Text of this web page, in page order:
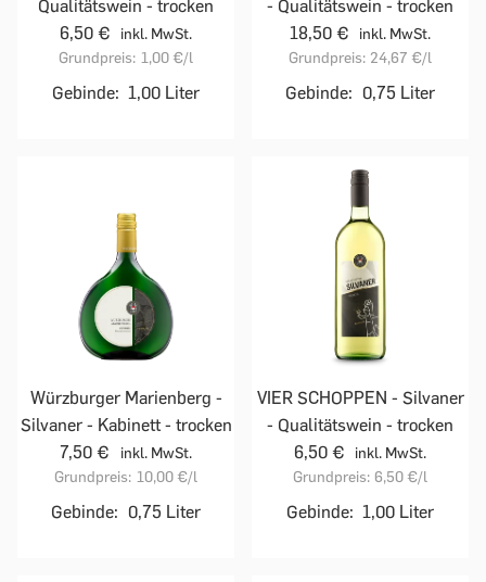
Qualitätswein - trocken
6,50 €
inkl. MwSt.
Grundpreis: 1,00 €/l
Gebinde: 1,00 Liter
- Qualitätswein - trocken
18,50 €
inkl. MwSt.
Grundpreis: 24,67 €/l
Gebinde: 0,75 Liter
Würzburger Marienberg -
Silvaner - Kabinett - trocken
7,50 €
inkl. MwSt.
Grundpreis: 10,00 €/l
Gebinde: 0,75 Liter
VIER SCHOPPEN - Silvaner
- Qualitätswein - trocken
6,50 €
inkl. MwSt.
Grundpreis: 6,50 €/l
Gebinde: 1,00 Liter